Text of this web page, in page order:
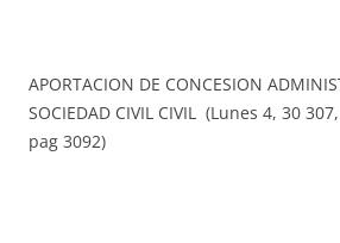
APORTACION DE CONCESION
SOCIEDAD CIVIL CIVIL (Lunes 4, 30
pag 3092)